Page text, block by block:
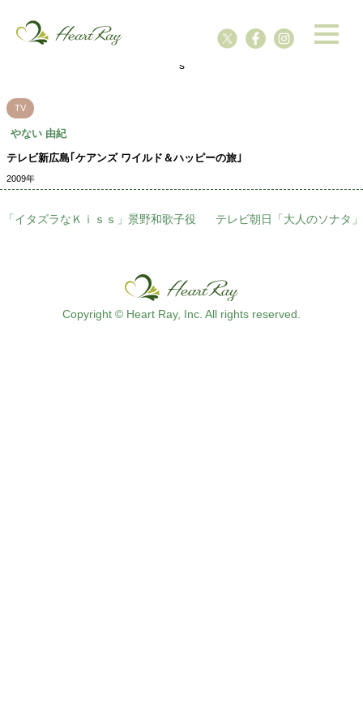
s
TV
やない 由紀
テレビ新広島｢ケアンズ ワイルド＆ハッピーの旅｣
2009年
「イタズラなＫｉｓｓ」景野和歌子役 テレビ朝日「大人のソナタ」
Copyright © Heart Ray, Inc. All rights reserved.